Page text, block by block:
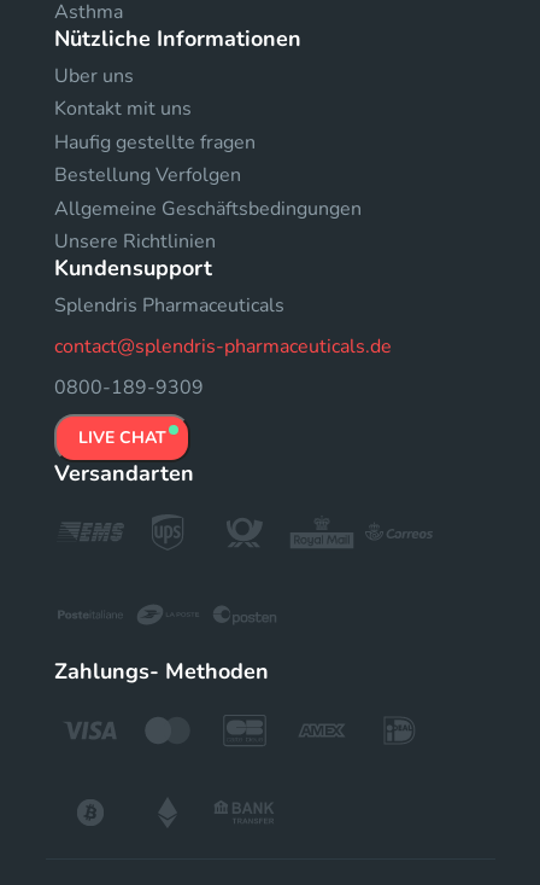
Asthma
Nützliche Informationen
Uber uns
Kontakt mit uns
Haufig gestellte fragen
Bestellung Verfolgen
Allgemeine Geschäftsbedingungen
Unsere Richtlinien
Kundensupport
Splendris Pharmaceuticals
contact@splendris-pharmaceuticals.de
0800-189-9309
LIVE CHAT
Versandarten
Zahlungs- Methoden